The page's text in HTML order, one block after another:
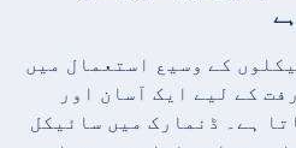
کے وسیع استعمال میں
کے لیے ایک آسان اور
ہے۔ ڈنمارک میں سائیکل